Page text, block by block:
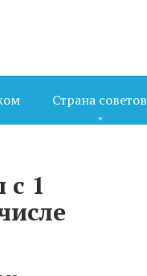
Страна советов
1